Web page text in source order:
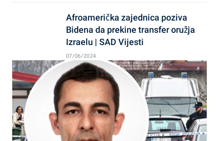
Afroamerička zajednica poziva
Bidena da prekine transfer oružja
Izraelu | SAD Vijesti
07/06/2024